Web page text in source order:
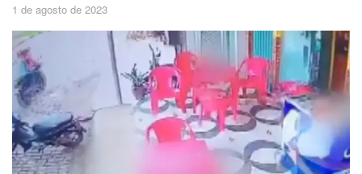
1 de agosto de 2023